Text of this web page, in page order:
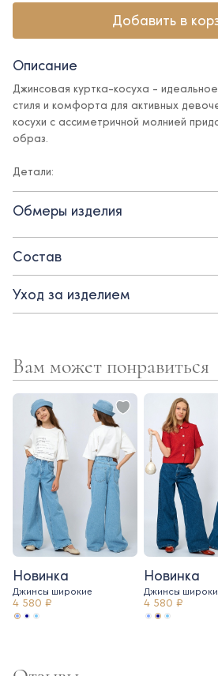
Добавить в
Описание
Джинсовая куртка-косуха -
стиля и комфорта для активных
косухи с ассиметричной молнией
образ.
Детали:
- застежка на молнию
- подкладка - поливискоза
Обмеры изделия
Состав
Уход за изделием
Вам может понравиться
Новинка
Джинсы широкие
4 580 ₽
Новинка
Джинсы
4 580 ₽